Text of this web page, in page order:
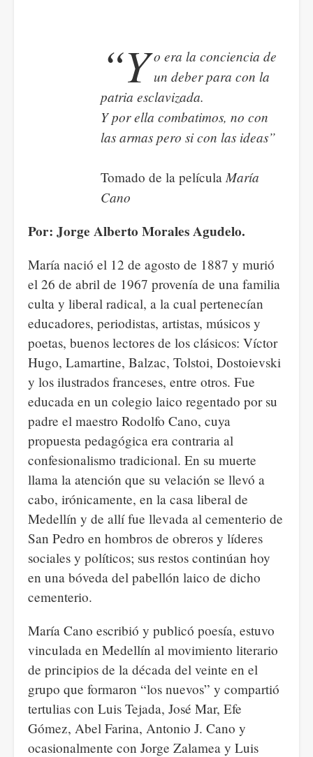
“Y o era la conciencia de
un deber para con la
patria esclavizada.
Y por ella combatimos, no con
las armas pero si con las ideas”
Tomado de la películaMaría
Cano
Por: Jorge Alberto Morales Agudelo.
María nació el 12 de agosto de 1887 y murió
el 26 de abril de 1967 provenía de una familia
culta y liberal radical, a la cual pertenecían
educadores, periodistas, artistas, músicos y
poetas, buenos lectores de los clásicos: Víctor
Hugo, Lamartine, Balzac, Tolstoi, Dostoievski
y los ilustrados franceses, entre otros. Fue
educada en un colegio laico regentado por su
padre el maestro Rodolfo Cano, cuya
propuesta pedagógica era contraria al
confesionalismo tradicional. En su muerte
llama la atención que su velación se llevó a
cabo, irónicamente, en la casa liberal de
Medellín y de allí fue llevada al cementerio de
San Pedro en hombros de obreros y líderes
sociales y políticos; sus restos continúan hoy
en una bóveda del pabellón laico de dicho
cementerio.
María Cano escribió y publicó poesía, estuvo
vinculada en Medellín al movimiento literario
de principios de la década del veinte en el
grupo que formaron “los nuevos” y compartió
tertulias con Luis Tejada, José Mar, Efe
Gómez, Abel Farina, Antonio J. Cano y
ocasionalmente con Jorge Zalamea y Luis